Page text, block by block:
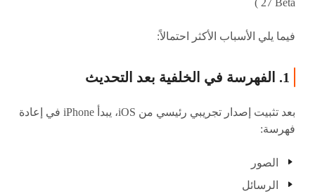
27 Beta )
فيما يلي الأسباب الأكثر احتمالاً:
1. الفهرسة في الخلفية بعد التحديث
بعد تثبيت إصدار تجريبي رئيسي من iOS، يبدأ iPhone في إعادة
فهرسة:
الصور
الرسائل